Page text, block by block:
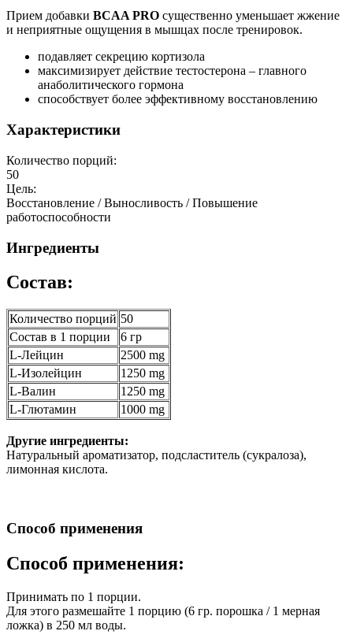
Прием добавки BCAA PRO существенно уменьшает жжение
и неприятные ощущения в мышцах после тренировок.
подавляет секрецию кортизола
максимизирует действие тестостерона – главного
анаболитического гормона
способствует более эффективному восстановлению
Характеристики
Количество порций:
50
Цель:
Восстановление / Выносливость / Повышение
работоспособности
Ингредиенты
Состав:
Количество порций 50
Состав в 1 порции
6 гр
L-Лейцин
2500 mg
L-Изолейцин
1250 mg
L-Валин
1250 mg
L-Глютамин
1000 mg
Другие ингредиенты:
Натуральный ароматизатор, подсластитель (сукралоза),
лимонная кислота.
Способ применения
Способ применения:
Принимать по 1 порции.
Для этого размешайте 1 порцию (6 гр. порошка / 1 мерная
ложка) в 250 мл воды.